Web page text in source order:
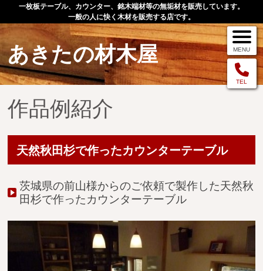
一枚板テーブル、カウンター、銘木端材等の無垢材を販売しています。
一般の人に快く木材を販売する店です。
あきたの材木屋
TEL
MENU
メニュー
TOP
作品例
手作りオーダー家具
店舗案内
お問い合わせ
お客様の声
お買い物の流れ
作品例紹介
天然秋田杉で作ったカウンターテーブル
茨城県の前山様からのご依頼で製作した天然秋
田杉で作ったカウンターテーブル